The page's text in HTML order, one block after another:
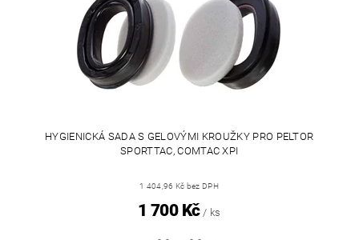
HYGIENICKÁ SADA S GELOVÝMI KROUŽKY PRO PELTOR
SPORTTAC, COMTAC XPI
1 404,96 Kč bez DPH
1 700 Kč / ks